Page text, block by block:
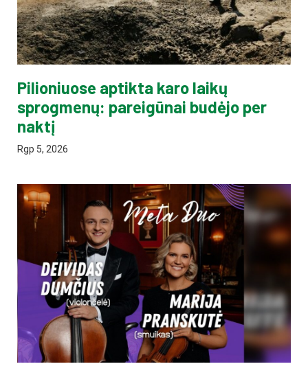
Pilioniuose aptikta karo laikų
sprogmenų: pareigūnai budėjo per
naktį
Rgp 5, 2026